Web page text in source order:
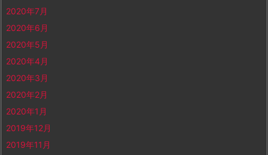
2020年7月
2020年6月
2020年5月
2020年4月
2020年3月
2020年2月
2020年1月
2019年12月
2019年11月